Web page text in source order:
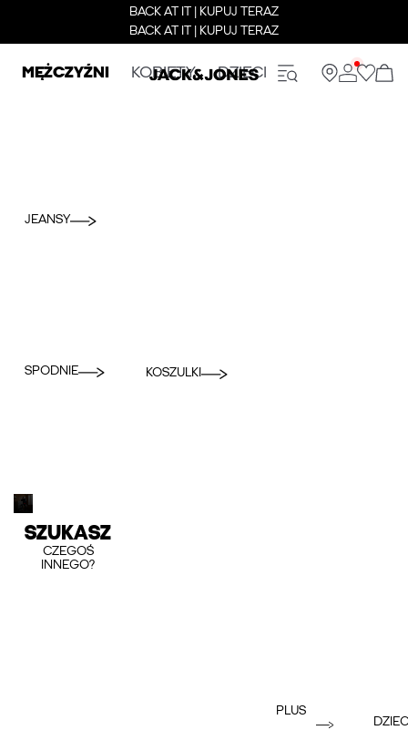
BACK AT IT | KUPUJ TERAZ
BACK AT IT | KUPUJ TERAZ
MĘŻCZYŹNI KOBIETY DZIECI
JEANSY
SPODNIE KOSZULKI
SZUKASZ
CZEGOŚ
INNEGO?
PLUS